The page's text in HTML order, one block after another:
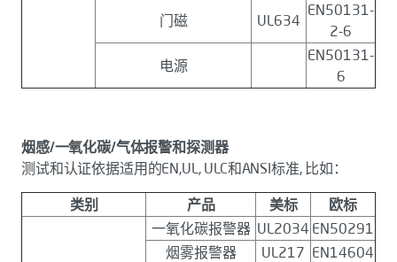
门磁
UL634
EN50131-
2-6
电源
EN50131-
6
烟感/一氧化碳/气体报警和探测器
测试和认证依据适用的EN,UL, ULC和ANSI标准, 比如：
类别 产品 美标 欧标
一氧化碳报警器 UL2034 EN50291
烟雾报警器
UL217 EN14604